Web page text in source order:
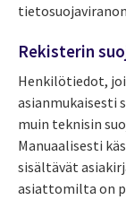
Rekisterin
Henkilötiedot,
asianmukaisesti
muin teknisin
Manuaalisesti
sisältävät
asiattomilta on